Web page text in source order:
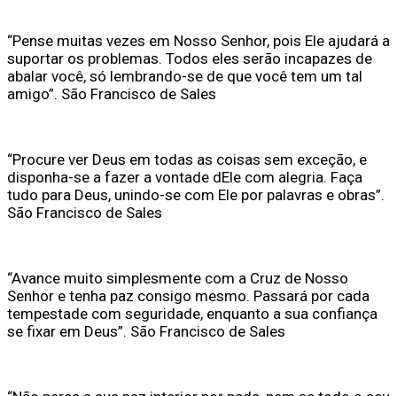
“Pense muitas vezes em Nosso Senhor, pois Ele ajudará a
suportar os problemas. Todos eles serão incapazes de
abalar você, só lembrando-se de que você tem um tal
amigo”. São Francisco de Sales
“Procure ver Deus em todas as coisas sem exceção, e
disponha-se a fazer a vontade dEle com alegria. Faça
tudo para Deus, unindo-se com Ele por palavras e obras”.
São Francisco de Sales
“Avance muito simplesmente com a Cruz de Nosso
Senhor e tenha paz consigo mesmo. Passará por cada
tempestade com seguridade, enquanto a sua confiança
se fixar em Deus”. São Francisco de Sales